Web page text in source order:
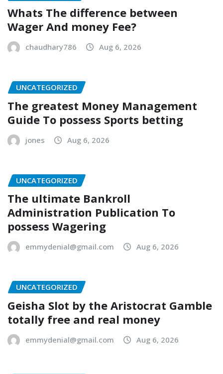
Whats The difference between
Wager And money Fee?
chaudhary786 Aug 6, 2026
UNCATEGORIZED
The greatest Money Management
Guide To possess Sports betting
jones Aug 6, 2026
UNCATEGORIZED
The ultimate Bankroll
Administration Publication To
possess Wagering
emmydenial@gmail.com Aug 6, 2026
UNCATEGORIZED
Geisha Slot by the Aristocrat Gamble
totally free and real money
emmydenial@gmail.com Aug 6, 2026